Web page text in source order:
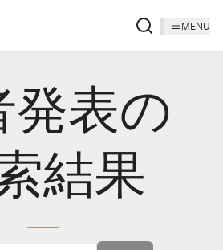
MENU
発表の
結果